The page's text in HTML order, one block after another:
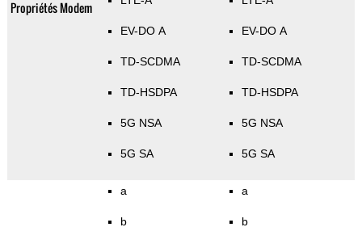
Propriétés Modem
EV-DO A
TD-SCDMA
TD-HSDPA
5G NSA
5G SA
EV-DO A
TD-SCDMA
TD-HSDPA
5G NSA
5G SA
a
b
a
b